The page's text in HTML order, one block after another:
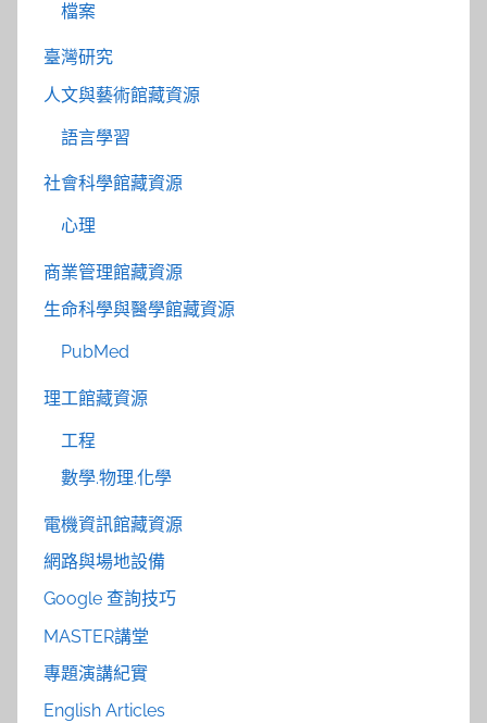
檔案
臺灣研究
人文與藝術館藏資源
語言學習
社會科學館藏資源
心理
商業管理館藏資源
生命科學與醫學館藏資源
PubMed
理工館藏資源
工程
數學.物理.化學
電機資訊館藏資源
網路與場地設備
Google 查詢技巧
MASTER講堂
專題演講紀實
English Articles